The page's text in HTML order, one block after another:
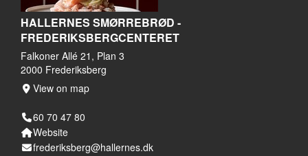
HALLERNES SMØRREBRØD -
FREDERIKSBERGCENTERET
Falkoner Allé 21, Plan 3
2000 Frederiksberg
View on map
60 70 47 80
Website
frederiksberg@hallernes.dk